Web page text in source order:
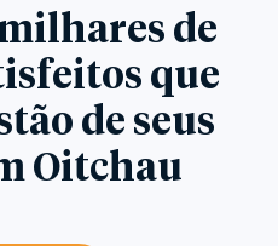
de
que
de seus
Oitchau